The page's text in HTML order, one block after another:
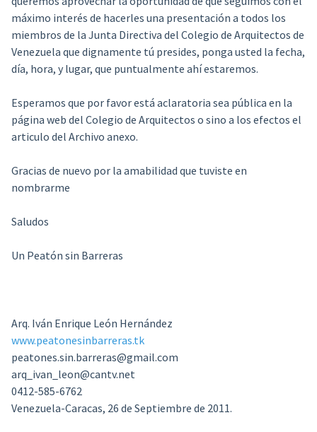
máximo interés de hacerles una presentación a todos los
miembros de la Junta Directiva del Colegio de Arquitectos de
Venezuela que dignamente tú presides, ponga usted la fecha,
día, hora, y lugar, que puntualmente ahí estaremos.
Esperamos que por favor está aclaratoria sea pública en la
página web del Colegio de Arquitectos o sino a los efectos el
articulo del Archivo anexo.
Gracias de nuevo por la amabilidad que tuviste en
nombrarme
Saludos
Un Peatón sin Barreras
Arq. Iván Enrique León Hernández
www.peatonesinbarreras.tk
peatones.sin.barreras@gmail.com
arq_ivan_leon@cantv.net
0412-585-6762
Venezuela-Caracas, 26 de Septiembre de 2011.